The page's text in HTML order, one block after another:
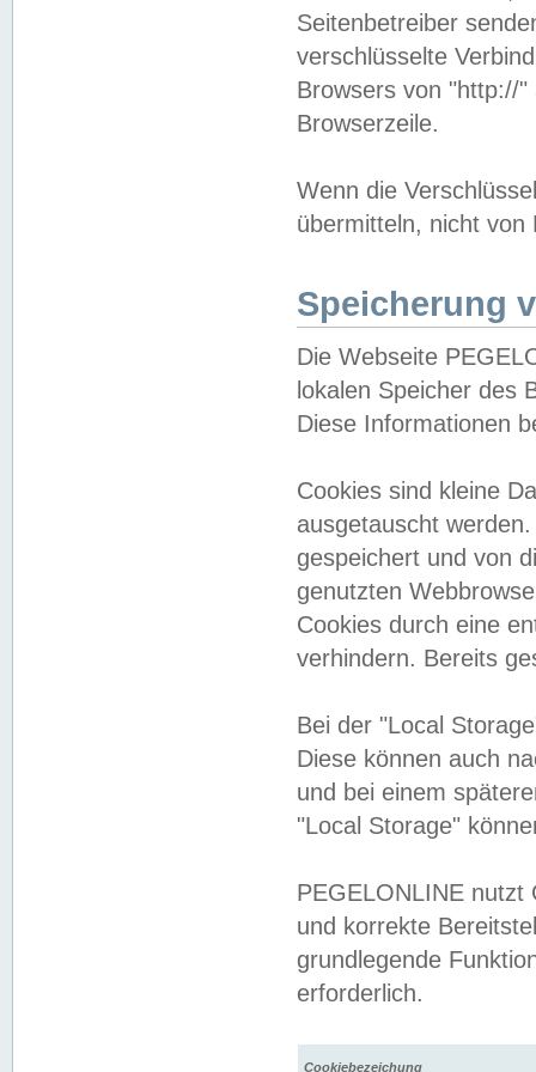
Seitenbetreiber
verschlüsselte
Browsers von "http://
Browserzeile.
Wenn die
übermitteln, nicht von
Speicherung
Die Webseite
lokalen Speicher des
Diese Informationen
Cookies sind kleine
ausgetauscht
gespeichert und von
genutzten
Cookies durch eine
verhindern. Bereits
Bei der "Local
Diese können auch
und bei einem
"Local Storage"
PEGELONLINE nutzt
und korrekte
grundlegende
erforderlich.
Cookiebezeichung